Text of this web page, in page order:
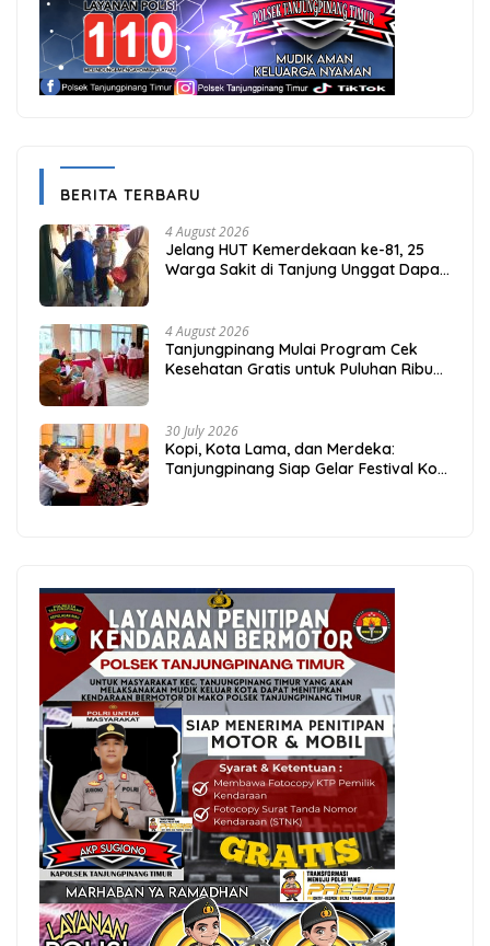
BERITA TERBARU
4 August 2026
Jelang HUT Kemerdekaan ke-81, 25
Warga Sakit di Tanjung Unggat Dapat
4 August 2026
Tanjungpinang Mulai Program Cek
Kesehatan Gratis untuk Puluhan Ribu
30 July 2026
Kopi, Kota Lama, dan Merdeka:
Tanjungpinang Siap Gelar Festival Kopi